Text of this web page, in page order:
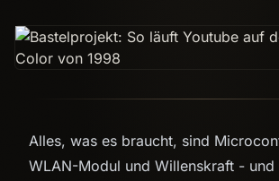
Alles, was es braucht, sind
WLAN-Modul und Willenskraft - und